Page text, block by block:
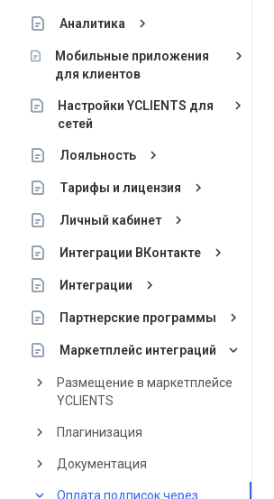
Аналитика keyboard_arrow_right
Мобильные приложения
для клиентов
keyboard_arrow_right
Настройки YCLIENTS для
сетей
keyboard_arrow_right
Лояльность keyboard_arrow_right
Тарифы и лицензия keyboard_arrow_right
Личный кабинет keyboard_arrow_right
Интеграции ВКонтакте keyboard_arrow_right
Интеграции keyboard_arrow_right
Партнерские программы keyboard_arrow_right
Маркетплейс интеграций
keyboard_arrow_down
keyboard_arrow_right
Размещение в маркетплейсе
YCLIENTS
keyboard_arrow_right Плагинизация
keyboard_arrow_right Документация
keyboard_arrow_down Оплата подписок через